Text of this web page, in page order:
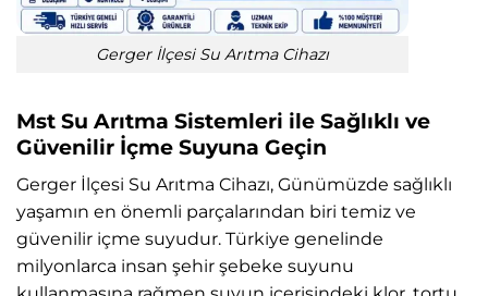
Gerger İlçesi Su Arıtma Cihazı
Mst Su Arıtma Sistemleri ile Sağlıklı ve
Güvenilir İçme Suyuna Geçin
Gerger İlçesi Su Arıtma Cihazı, Günümüzde sağlıklı
yaşamın en önemli parçalarından biri temiz ve
güvenilir içme suyudur. Türkiye genelinde
milyonlarca insan şehir şebeke suyunu